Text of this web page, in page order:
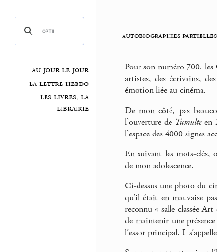
au jour le jour
la lettre hebdo
les livres, la
librairie
autobiographies partielles
Pour son numéro 700, les
artistes, des écrivains,
émotion liée au cinéma.
De mon côté, pas
l’ouverture de Tumulteen
l’espace des 4000 signes
En suivant les mots-clés,
de mon adolescence.
Ci-dessus une photo du
qu’il était en mauvaise
reconnu « salle classée
de maintenir une
l’essor principal. Il